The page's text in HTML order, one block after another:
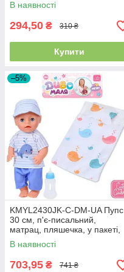
В наявності
294,50 ₴ 310 ₴
Купити
–5%
KMYL2430JK-C-DM-UA Пупс
30 см, п'є-писальний,
матрац, пляшечка, у пакеті,
24-42-8 см
В наявності
703,95 ₴ 741 ₴